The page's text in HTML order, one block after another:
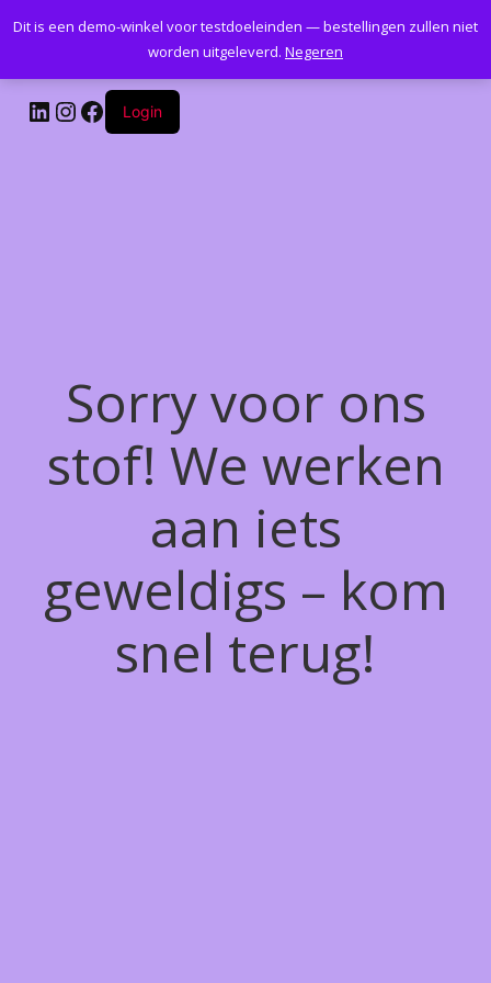
Kantoormeubelenplus.com
LinkedIn
Instagram
Facebook
Login
Sorry voor ons
stof! We werken
aan iets
geweldigs – kom
snel terug!
Dit is een demo-winkel voor testdoeleinden — bestellingen zullen niet
worden uitgeleverd. Negeren